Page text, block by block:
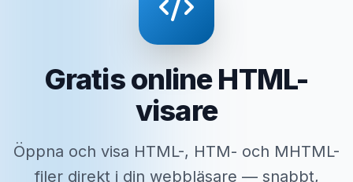
Gratis online HTML-
visare
Öppna och visa HTML-, HTM- och MHTML-
filer direkt i din webbläsare — snabbt,